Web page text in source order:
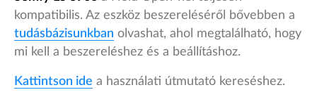
kompatibilis. Az eszköz beszereléséről bővebben a
tudásbázisunkban olvashat, ahol megtalálható, hogy
mi kell a beszereléshez és a beállításhoz.
Kattintson ide a használati útmutató kereséshez.